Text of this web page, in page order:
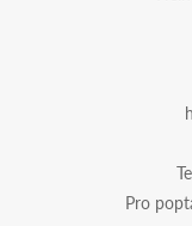
Pro